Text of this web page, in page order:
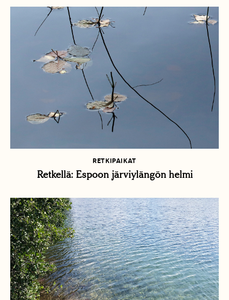
RETKIPAIKAT
Retkellä: Espoon järviylängön helmi